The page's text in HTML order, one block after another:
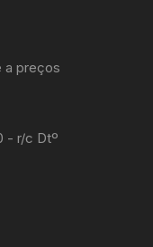
a preços
- r/c Dtº